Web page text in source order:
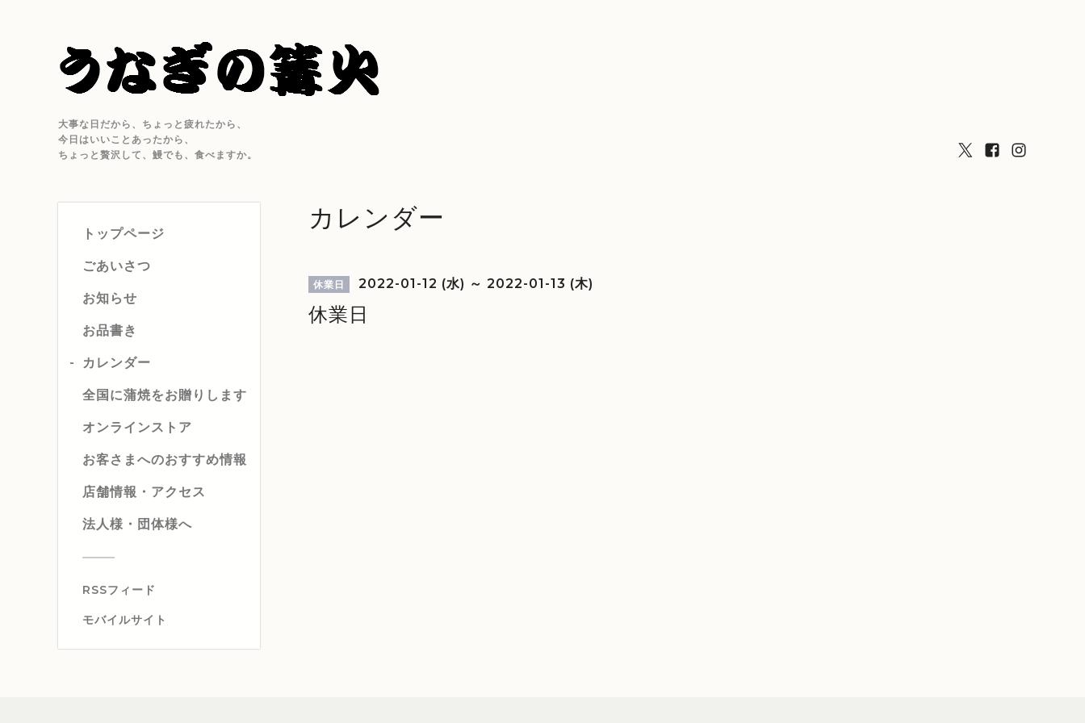
大事な日だから、ちょっと疲れたから、
今日はいいことあったから、
ちょっと贅沢して、鰻でも、食べますか。
トップページ
ごあいさつ
お知らせ
お品書き
カレンダー
全国に蒲焼をお贈りします
オンラインストア
お客さまへのおすすめ情報
店舗情報・アクセス
法人様・団体様へ
RSSフィード
モバイルサイト
カレンダー
休業日 2022-01-12 (水) ～ 2022-01-13 (木)
休業日